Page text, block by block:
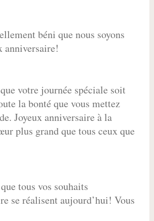
béni que nous soyons
anniversaire!
votre journée spéciale soit
la bonté que vous mettez
Joyeux anniversaire à la
plus grand que tous ceux que
tous vos souhaits
se réalisent aujourd’hui! Vous